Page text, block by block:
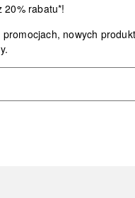
20% rabatu*!
nowych